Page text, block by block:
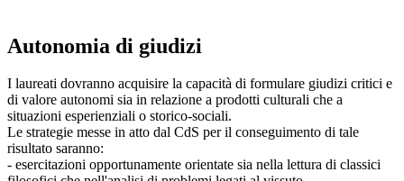
Autonomia di giudizi
I laureati dovranno acquisire la capacità di formulare giudizi critici e
di valore autonomi sia in relazione a prodotti culturali che a
situazioni esperienziali o storico-sociali.
Le strategie messe in atto dal CdS per il conseguimento di tale
risultato saranno:
- esercitazioni opportunamente orientate sia nella lettura di classici